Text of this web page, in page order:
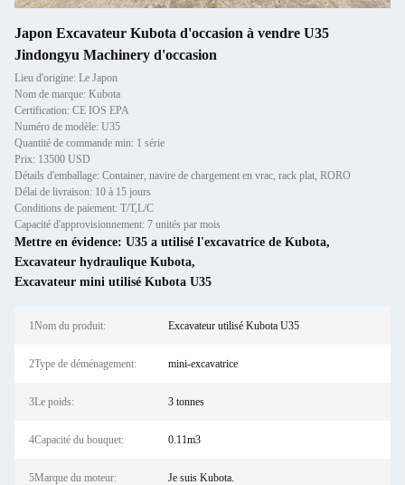
Japon Excavateur Kubota d'occasion à vendre U35
Jindongyu Machinery d'occasion
Lieu d'origine: Le Japon
Nom de marque: Kubota
Certification: CE IOS EPA
Numéro de modèle: U35
Quantité de commande min: 1 série
Prix: 13500 USD
Détails d'emballage: Container, navire de chargement en vrac, rack plat, RORO
Délai de livraison: 10 à 15 jours
Conditions de paiement: T/T,L/C
Capacité d'approvisionnement: 7 unités par mois
Mettre en évidence: U35 a utilisé l'excavatrice de Kubota,
Excavateur hydraulique Kubota,
Excavateur mini utilisé Kubota U35
1Nom du produit: Excavateur utilisé Kubota U35
2Type de déménagement: mini-excavatrice
3Le poids: 3 tonnes
4Capacité du bouquet: 0.11m3
5Marque du moteur: Je suis Kubota.